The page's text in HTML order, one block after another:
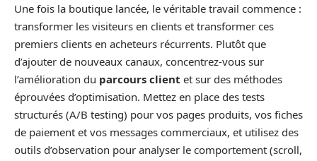
Une fois la boutique lancée, le véritable travail commence :
transformer les visiteurs en clients et transformer ces
premiers clients en acheteurs récurrents. Plutôt que
d’ajouter de nouveaux canaux, concentrez-vous sur
l’amélioration du parcours client et sur des méthodes
éprouvées d’optimisation. Mettez en place des tests
structurés (A/B testing) pour vos pages produits, vos fiches
de paiement et vos messages commerciaux, et utilisez des
outils d’observation pour analyser le comportement (scroll,